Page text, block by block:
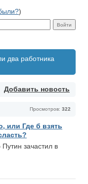
)
два работника
Добавить новость
Просмотров: 322
или Где б взять
зачастил в